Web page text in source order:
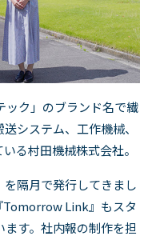
ック」のブランド名で繊
システム、工作機械、
る村田機械株式会社。
を隔月で発行してきまし
Tomorrow Link』もスタ
す。社内報の制作を担